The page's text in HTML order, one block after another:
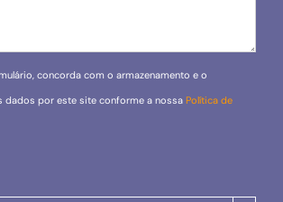
concorda com o armazenamento e o
dados por este site conforme a nossa Política de